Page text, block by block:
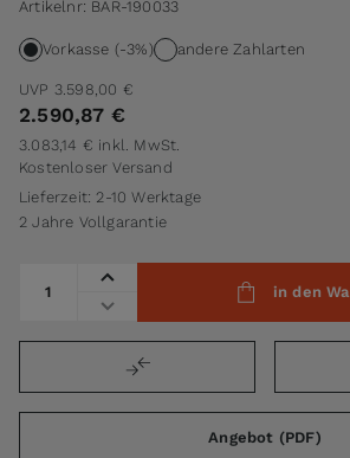
Artikelnr: BAR-190033
Vorkasse (-3%) andere Zahlarten
UVP 3.598,00 €
2.590,87 €
3.083,14 € inkl. MwSt.
Kostenloser Versand
Lieferzeit: 2-10 Werktage
2 Jahre Vollgarantie
in den
Angebot (PDF)